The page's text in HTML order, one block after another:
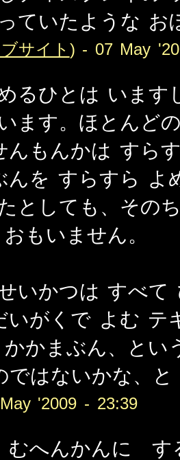
ていたような お
サイト ) - 07 May
るひとは います
ます。ほとんど
んもんかは すら
んを すらすら よ
としても、その
もいません。
いかつは すべて
いがくで よむ テ
かまぶん、とい
ではないかな、
'2009 - 23:39
むへんかんに